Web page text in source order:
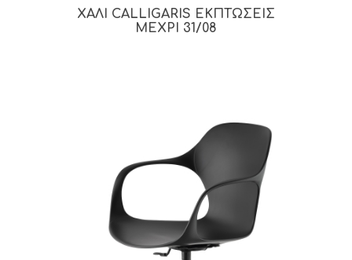
ΧΑΛΙ CALLIGARIS ΕΚΠΤΩΣΕΙΣ
ΜΕΧΡΙ 31/08